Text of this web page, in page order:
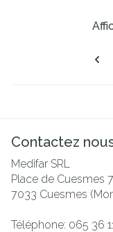
Contactez
Medifar SRL
Place de Cuesmes 7
7033 Cuesmes
Téléphone: 065 36